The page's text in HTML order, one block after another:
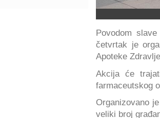
Povodom
četvrtak je
Apoteke
Akcija će
farmaceutskog
Organizovano je
veliki broj